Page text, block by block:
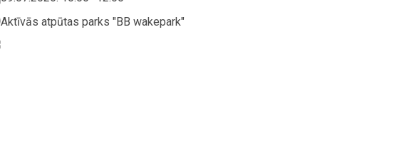
Aktīvās atpūtas parks "BB wakepark"